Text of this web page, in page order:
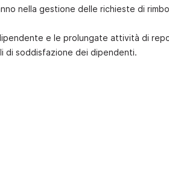
nella gestione delle richieste di
e le prolungate attività di
di soddisfazione dei dipendenti.